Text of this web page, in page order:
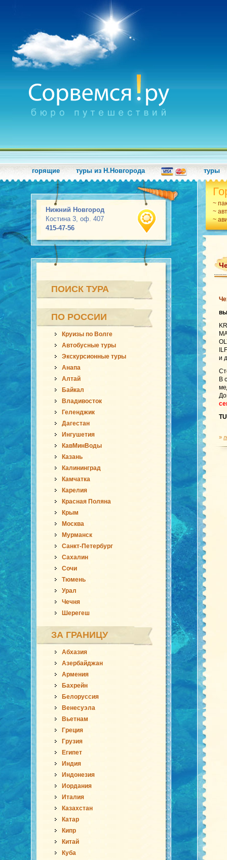
горящие туры из Н.Новгорода туры
Нижний Новгород
Костина 3, оф. 407
415-47-56
~
~
~
ПОИСК ТУРА
ПО РОССИИ
Круизы по Волге
Автобусные туры
Экскурсионные туры
Анапа
Алтай
Байкал
Владивосток
Геленджик
Дагестан
Ингушетия
КавМинВоды
Казань
Калининград
Камчатка
Карелия
Красная Поляна
Крым
Москва
Мурманск
Санкт-Петербург
Сахалин
Сочи
Тюмень
Урал
Чечня
Шерегеш
ЗА ГРАНИЦУ
Абхазия
Азербайджан
Армения
Бахрейн
Белоруссия
Венесуэла
Вьетнам
Греция
Грузия
Египет
Индия
Индонезия
Иордания
Италия
Казахстан
Катар
Кипр
Китай
Куба
и
В
»